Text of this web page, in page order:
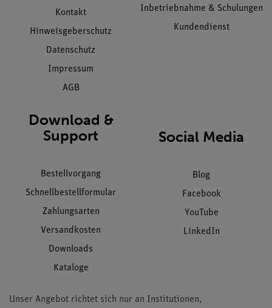
Kontakt
Hinweisgeberschutz
Datenschutz
Impressum
AGB
Inbetriebnahme & Schulungen
Kundendienst
Download &
Support
Bestellvorgang
Schnellbestellformular
Zahlungsarten
Versandkosten
Downloads
Kataloge
Social Media
Blog
Facebook
YouTube
LinkedIn
Unser Angebot richtet sich nur an Institutionen,